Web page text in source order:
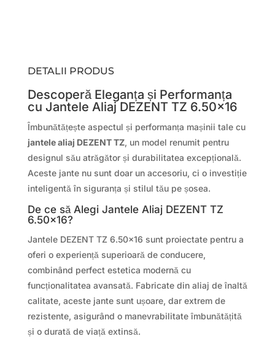
DETALII PRODUS
Descoperă Eleganța și Performanța
cu Jantele Aliaj DEZENT TZ 6.50×16
Îmbunătățește aspectul și performanța mașinii tale cu
jantele aliaj DEZENT TZ, un model renumit pentru
designul său atrăgător și durabilitatea excepțională.
Aceste jante nu sunt doar un accesoriu, ci o investiție
inteligentă în siguranța și stilul tău pe șosea.
De ce să Alegi Jantele Aliaj DEZENT TZ
6.50×16?
Jantele DEZENT TZ 6.50×16 sunt proiectate pentru a
oferi o experiență superioară de conducere,
combinând perfect estetica modernă cu
funcționalitatea avansată. Fabricate din aliaj de înaltă
calitate, aceste jante sunt ușoare, dar extrem de
rezistente, asigurând o manevrabilitate îmbunătățită
și o durată de viață extinsă.